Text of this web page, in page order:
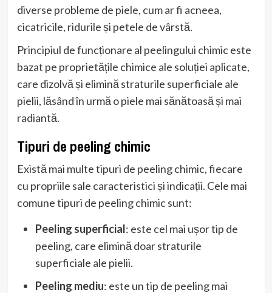
diverse probleme de piele, cum ar fi acneea,
cicatricile, ridurile și petele de vârstă.
Principiul de funcționare al peelingului chimic este
bazat pe proprietățile chimice ale soluției aplicate,
care dizolvă și elimină straturile superficiale ale
pielii, lăsând în urmă o piele mai sănătoasă și mai
radiantă.
Tipuri de peeling chimic
Există mai multe tipuri de peeling chimic, fiecare
cu propriile sale caracteristici și indicații. Cele mai
comune tipuri de peeling chimic sunt:
Peeling superficial: este cel mai ușor tip de
peeling, care elimină doar straturile
superficiale ale pielii.
Peeling mediu: este un tip de peeling mai